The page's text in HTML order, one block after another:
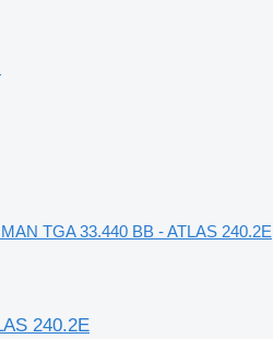
MAN TGA 33.440 BB - ATLAS 240.2E
240.2E